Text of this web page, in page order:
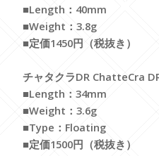
■Length：40mm
■Weight：3.8g
■定価1450円（税抜き）
チャタクラDR ChatteCra
■Length：34mm
■Weight：3.6g
■Type：Floating
■定価1500円（税抜き）